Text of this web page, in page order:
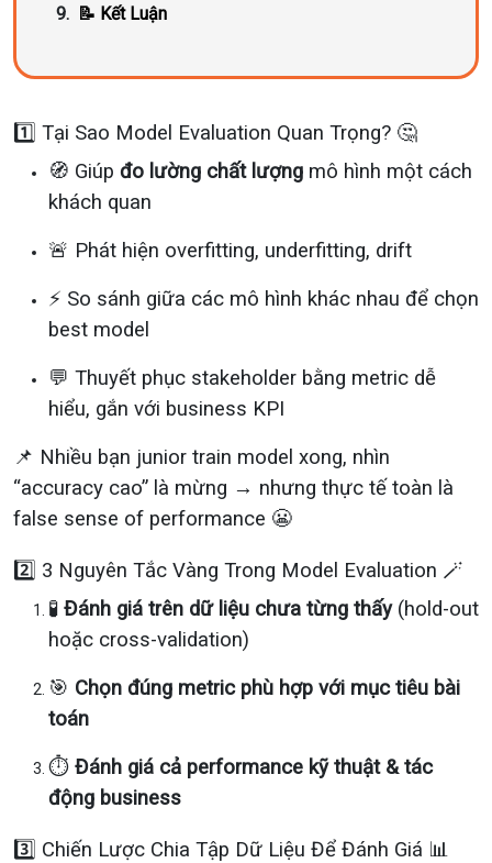
📝 Kết Luận
1️⃣ Tại Sao Model Evaluation Quan Trọng? 🤔
🧭 Giúp đo lường chất lượng mô hình một cách
khách quan
🚨 Phát hiện overfitting, underfitting, drift
⚡ So sánh giữa các mô hình khác nhau để chọn
best model
💬 Thuyết phục stakeholder bằng metric dễ
hiểu, gắn với business KPI
📌 Nhiều bạn junior train model xong, nhìn
“accuracy cao” là mừng → nhưng thực tế toàn là
false sense of performance 😬
2️⃣ 3 Nguyên Tắc Vàng Trong Model Evaluation 🪄
🧪 Đánh giá trên dữ liệu chưa từng thấy(hold-out
hoặc cross-validation)
🎯 Chọn đúng metric phù hợp với mục tiêu bài
toán
⏱️ Đánh giá cả performance kỹ thuật & tác
động business
3️⃣ Chiến Lược Chia Tập Dữ Liệu Để Đánh Giá 📊